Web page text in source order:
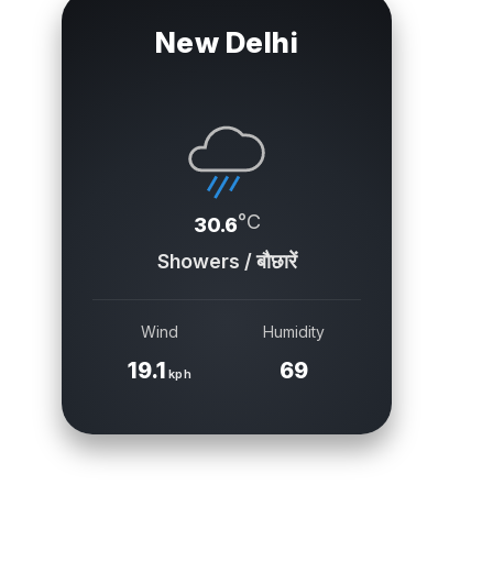
New Delhi
30.6°C
Showers / बौछारें
Wind
19.1 kph
Humidity
69